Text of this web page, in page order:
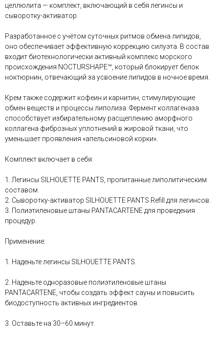
целлюлита — комплект, включающий в себя легинсы и
сыворотку-активатор.
Разработанное с учётом суточных ритмов обмена липидов,
оно обеспечивает эффективную коррекцию силуэта. В состав
входит биотехнологически активный комплекс морского
происхождения NOCTURSHAPE™, который блокирует белок
ноктюрнин, отвечающий за усвоение липидов в ночное время.
Крем также содержит кофеин и карнитин, стимулирующие
обмен веществ и процессы липолиза. Фермент коллагеназа
способствует избирательному расщеплению аморфного
коллагена фиброзных уплотнений в жировой ткани, что
уменьшает проявления «апельсиновой корки».
Комплект включает в себя:
1. Легинсы SILHOUETTE PANTS, пропитанные липолитическим
составом.
2. Сыворотку-активатор SILHOUETTE PANTS Refill для легинсов.
3. Полиэтиленовые штаны PANTACARTENE для проведения
процедур.
Применение:
1. Наденьте легинсы SILHOUETTE PANTS.
2. Наденьте одноразовые полиэтиленовые штаны
PANTACARTENE, чтобы создать эффект сауны и повысить
биодоступность активных ингредиентов.
3. Оставьте на 30–60 минут.